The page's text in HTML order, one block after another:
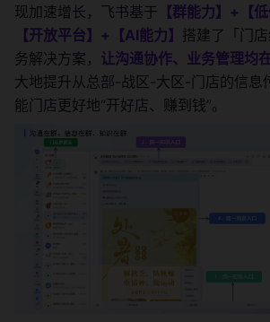
现加速增长，飞书基于 【群能力】+【
【开放平台】+【AI能力】 搭建了「门
务解决方案， 让沟通协作、业务管理均
大地提升从总部-战区-大区-门店的信息
能门店更好地“开好店、赚到钱”。